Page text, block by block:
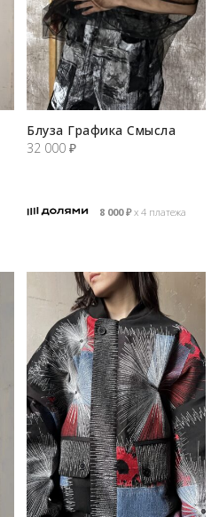
Блуза Графика Смысла
32 000 ₽
8 000₽х 4 платежа